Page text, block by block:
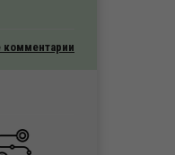
комментарии